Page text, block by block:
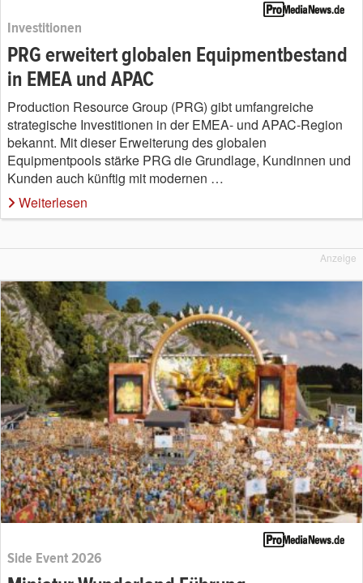
Investitionen
PRG erweitert globalen Equipmentbestand
in EMEA und APAC
Production Resource Group (PRG) gibt umfangreiche
strategische Investitionen in der EMEA- und APAC-Region
bekannt. Mit dieser Erweiterung des globalen
Equipmentpools stärke PRG die Grundlage, Kundinnen und
Kunden auch künftig mit modernen …
Weiterlesen
Anzeige
Side Event 2026